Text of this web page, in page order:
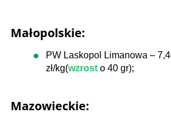
Małopolskie:
PW Laskopol Limanowa –
zł/kg(wzrost o 40 gr);
Mazowieckie: